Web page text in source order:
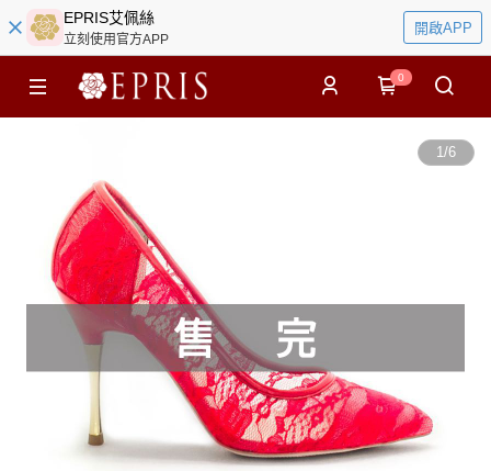
EPRIS艾佩絲
立刻使用官方APP
開啟APP
0
1/6